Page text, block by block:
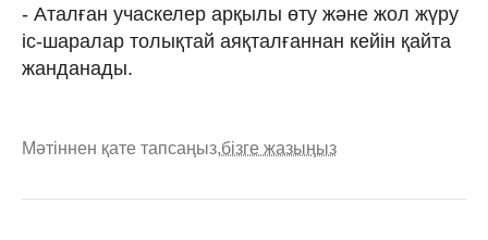
- Аталған учаскелер арқылы өту және жол жүру
іс-шаралар толықтай аяқталғаннан кейін қайта
жанданады.
Мәтіннен қате тапсаңыз,бізге жазыңыз